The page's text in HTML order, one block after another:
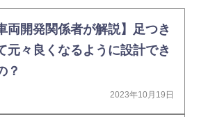
両開発関係者が解説】足つき
元々良くなるように設計でき
？
2023年10月19日